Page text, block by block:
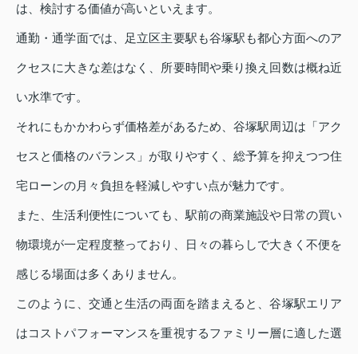
は、検討する価値が高いといえます。
通勤・通学面では、足立区主要駅も谷塚駅も都心方面へのア
クセスに大きな差はなく、所要時間や乗り換え回数は概ね近
い水準です。
それにもかかわらず価格差があるため、谷塚駅周辺は「アク
セスと価格のバランス」が取りやすく、総予算を抑えつつ住
宅ローンの月々負担を軽減しやすい点が魅力です。
また、生活利便性についても、駅前の商業施設や日常の買い
物環境が一定程度整っており、日々の暮らしで大きく不便を
感じる場面は多くありません。
このように、交通と生活の両面を踏まえると、谷塚駅エリア
はコストパフォーマンスを重視するファミリー層に適した選